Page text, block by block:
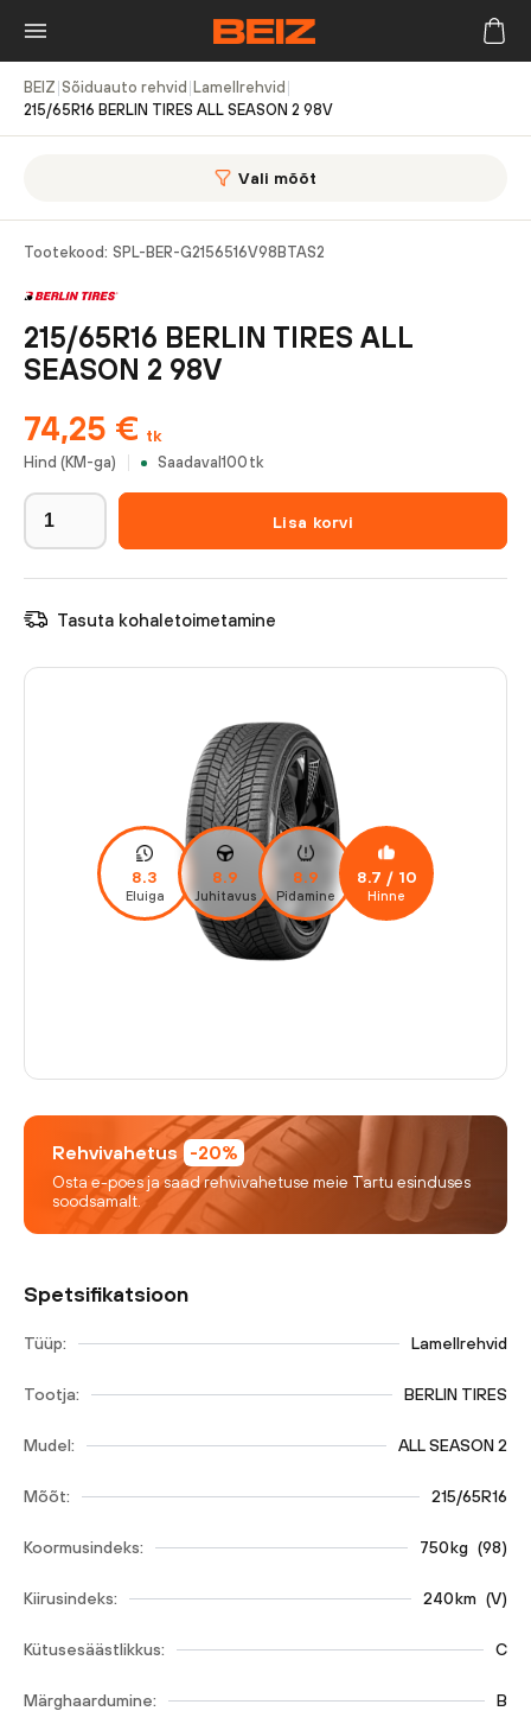
BEIZ Sõiduauto rehvid Lamellrehvid
215/65R16 BERLIN TIRES ALL SEASON 2 98V
Vali mõõt
8.3
Eluiga
8.9
Juhitavus
8.9
Pidamine
8.7 / 10
Hinne
Rehvivahetus -20%
Osta e-poes ja saad rehvivahetuse meie Tartu esinduses
soodsamalt.
Spetsifikatsioon
Tüüp: Lamellrehvid
Tootja: BERLIN TIRES
Mudel: ALL SEASON 2
Mõõt: 215/65R16
Koormusindeks: 750kg (98)
Kiirusindeks: 240km (V)
Kütusesäästlikkus: C
Märghaardumine: B
Tootekood: SPL-BER-G2156516V98BTAS2
215/65R16 BERLIN TIRES ALL
SEASON 2 98V
74,25 € tk
Hind (KM-ga) Saadaval 100 tk
Lisa korvi
Tasuta kohaletoimetamine